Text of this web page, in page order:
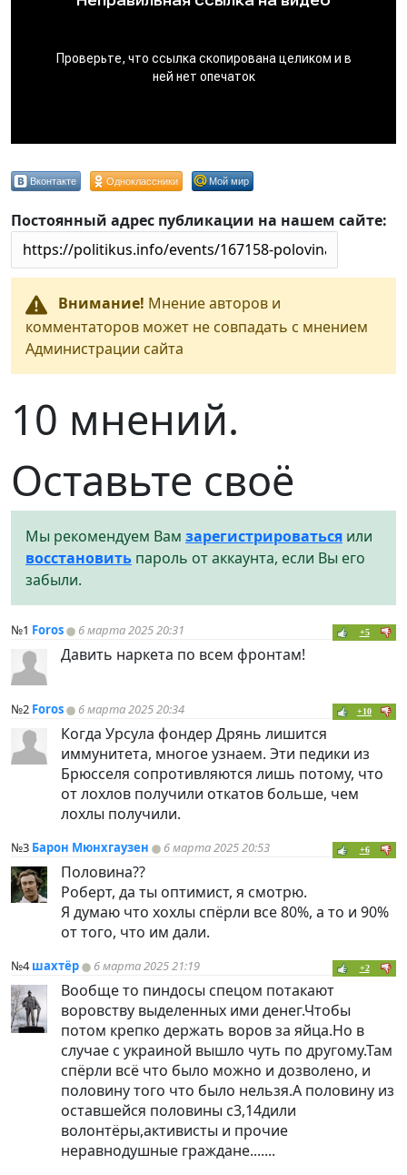
Вконтакте Одноклассники Мой мир
Постоянный адрес публикации на нашем сайте:
Внимание! Мнение авторов и
комментаторов может не совпадать с мнением
Администрации сайта
10 мнений.
Оставьте своё
Мы рекомендуем Вам зарегистрироваться или
восстановить пароль от аккаунта, если Вы его
забыли.
№1 Foros 6 марта 2025 20:31 +5
Давить наркета по всем фронтам!
№2 Foros 6 марта 2025 20:34 +10
Когда Урсула фондер Дрянь лишится
иммунитета, многое узнаем. Эти педики из
Брюсселя сопротивляются лишь потому, что
от лохлов получили откатов больше, чем
лохлы получили.
№3 Барон Мюнхгаузен 6 марта 2025 20:53 +6
Половина??
Роберт, да ты оптимист, я смотрю.
Я думаю что хохлы спёрли все 80%, а то и 90%
от того, что им дали.
№4шахтёр 6 марта 2025 21:19 +2
Вообще то пиндocы спецом потакают
воровству выделенных ими денег.Чтобы
потом крепко держать воров за яйца.Но в
случае с украиной вышло чуть по другому.Там
спёрли всё что было можно и дозволено, и
половину того что было нельзя.А половину из
оставшейся половины с3,14дили
волонтёры,активисты и прочие
неравнодушные граждане.......